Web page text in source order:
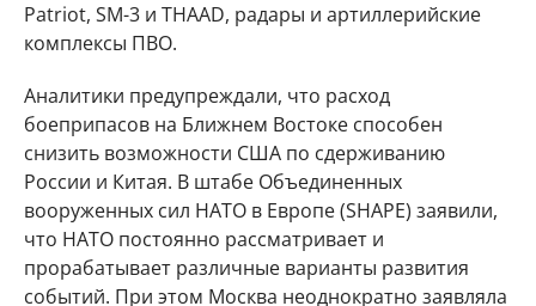
Patriot, SM-3 и THAAD, радары и артиллерийские
комплексы ПВО.
Аналитики предупреждали, что расход
боеприпасов на Ближнем Востоке способен
снизить возможности США по сдерживанию
России и Китая. В штабе Объединенных
вооруженных сил НАТО в Европе (SHAPE) заявили,
что НАТО постоянно рассматривает и
прорабатывает различные варианты развития
событий. При этом Москва неоднократно заявляла